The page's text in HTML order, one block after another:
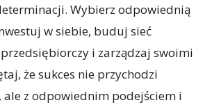
Wybierz odpowiednią
w siebie, buduj sieć
i zarządzaj swoimi
że sukces nie przychodzi
z odpowiednim podejściem i